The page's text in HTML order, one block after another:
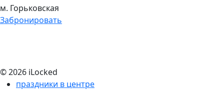
м. Горьковская
Забронировать
© 2026 iLocked
праздники в центре